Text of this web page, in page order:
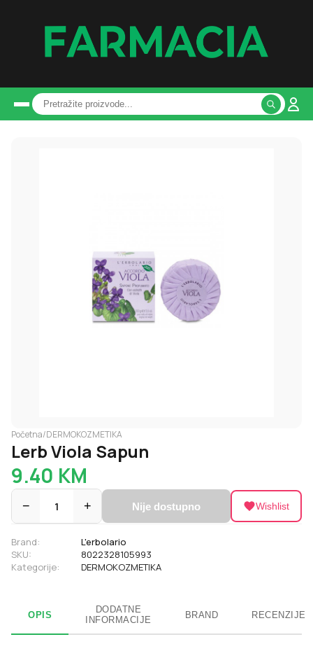
Početna/DERMOKOZMETIKA
Lerb Viola Sapun
9.40 KM
− 1 + Nije dostupno Wishlist
Brand:
L'erbolario
SKU:
8022328105993
Kategorije:
DERMOKOZMETIKA
OPIS
DODATNE
INFORMACIJE
BRAND RECENZIJE